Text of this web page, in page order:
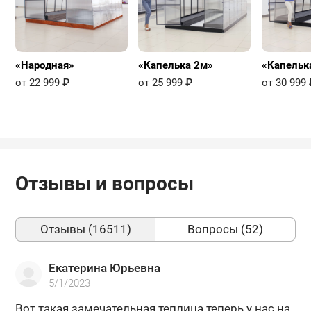
«Народная»
от 22 999 ₽
«Капелька 2м»
от 25 999₽
от 30 999
Отзывы и вопросы
Отзывы (16511) Вопросы (52)
Екатерина Юрьевна
5/1/2023